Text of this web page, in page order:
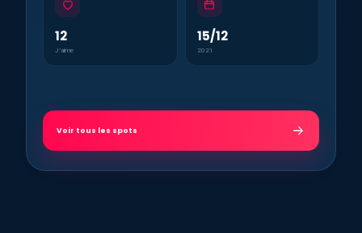
12
J’aime
15/12
2021
Voir tous les spots